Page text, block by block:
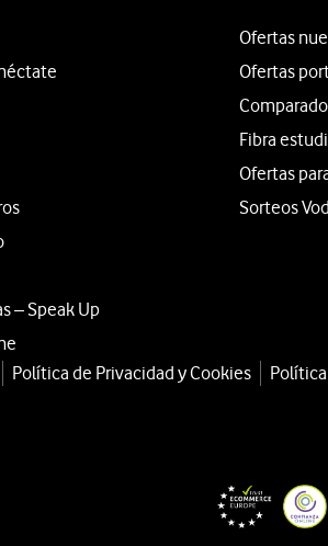
– Speak Up
Ofertas
Ofertas
Fibra
Ofertas
Sorteos
Política de Privacidad y Cookies